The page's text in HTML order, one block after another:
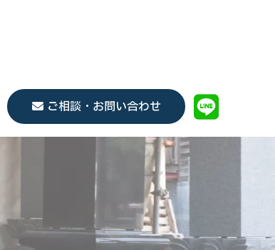
ご相談・お問い合わせ